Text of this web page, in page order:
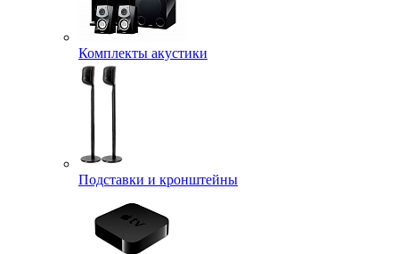
Комплекты акустики
Подставки и кронштейны